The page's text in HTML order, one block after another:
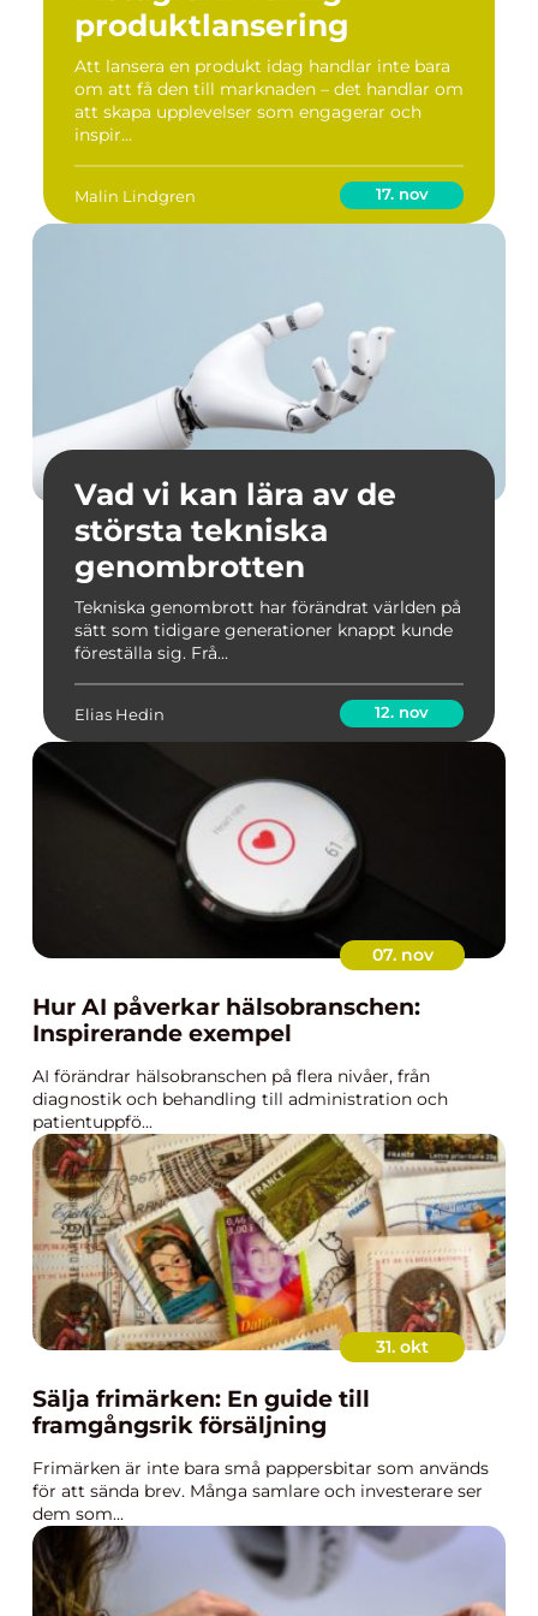
produktlansering
Att lansera en produkt idag handlar inte bara
om att få den till marknaden – det handlar om
att skapa upplevelser som engagerar och
inspir...
Malin Lindgren 17. nov
Vad vi kan lära av de
största tekniska
genombrotten
Tekniska genombrott har förändrat världen på
sätt som tidigare generationer knappt kunde
föreställa sig. Frå...
Elias Hedin 12. nov
07. nov
Hur AI påverkar hälsobranschen:
Inspirerande exempel
AI förändrar hälsobranschen på flera nivåer, från
diagnostik och behandling till administration och
patientuppfö...
31. okt
Sälja frimärken: En guide till
framgångsrik försäljning
Frimärken är inte bara små pappersbitar som används
för att sända brev. Många samlare och investerare ser
dem som...